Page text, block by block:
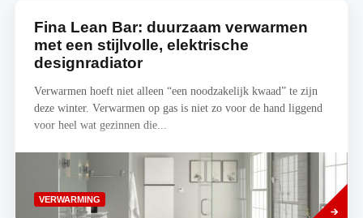
Fina Lean Bar: duurzaam verwarmen
met een stijlvolle, elektrische
designradiator
Verwarmen hoeft niet alleen “een noodzakelijk kwaad” te zijn
deze winter. Verwarmen op gas is niet zo voor de hand liggend
voor heel wat gezinnen die...
VERWARMING
more